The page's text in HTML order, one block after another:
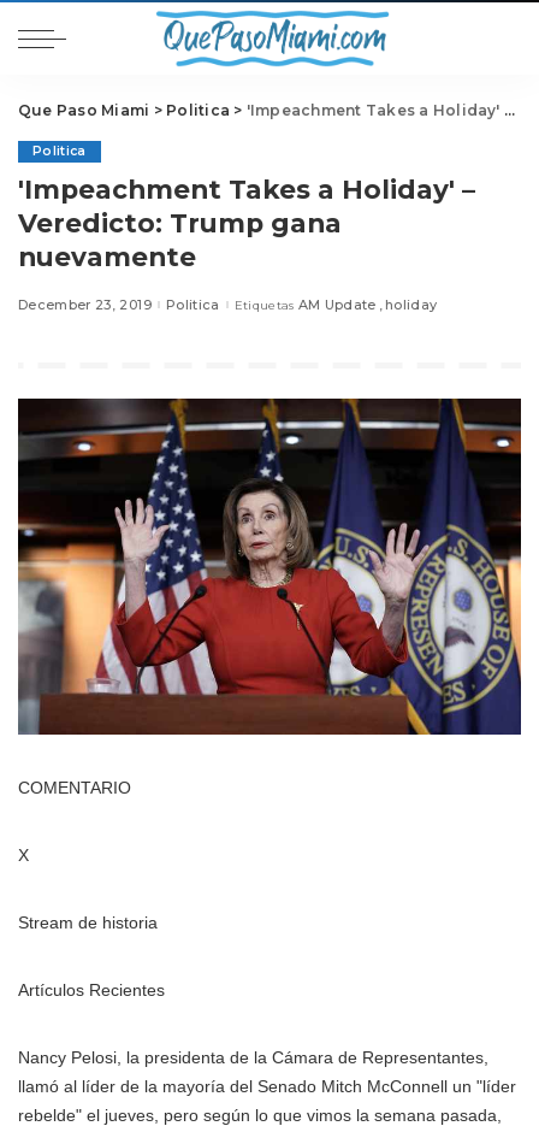
Que Paso Miami > Politica > 'Impeachment Takes a Holiday' – Veredicto: Trump gana nuevamente
Politica
'Impeachment Takes a Holiday' –
Veredicto: Trump gana
nuevamente
December 23, 2019 Politica Etiquetas AM Update holiday
COMENTARIO
X
Stream de historia
Artículos Recientes
Nancy Pelosi, la presidenta de la Cámara de Representantes,
llamó al líder de la mayoría del Senado Mitch McConnell un "líder
rebelde" el jueves, pero según lo que vimos la semana pasada,